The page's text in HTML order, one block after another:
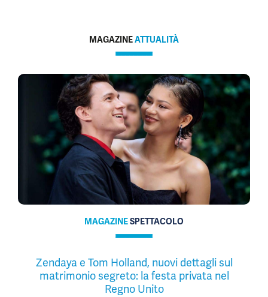
MAGAZINEATTUALITÀ
MAGAZINESPETTACOLO
Zendaya e Tom Holland, nuovi dettagli sul
matrimonio segreto: la festa privata nel
Regno Unito